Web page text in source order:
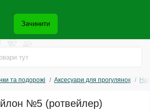
Зачинити
та подорожі Аксесуари для прогулянок
№5 (ротвейлер)